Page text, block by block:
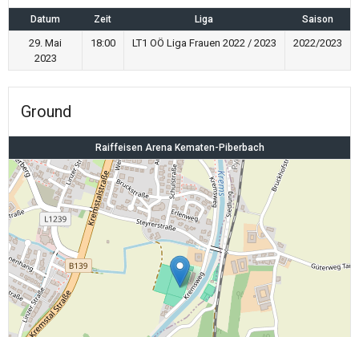
Datum Zeit Liga Saison
29. Mai
2023
18:00 LT1 OÖ Liga Frauen 2022 / 2023 2022/2023
Ground
Raiffeisen Arena Kematen-Piberbach